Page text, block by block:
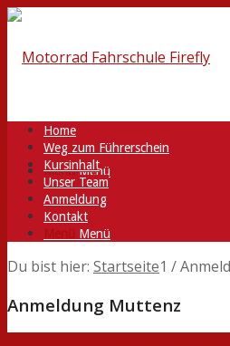
Menü Menü
Home
Weg zum Führerschein
Kursinhalt
Unser Team
Anmeldung
Kontakt
Menü
Du bist hier: Startseite1 /
Anmeldung Muttenz